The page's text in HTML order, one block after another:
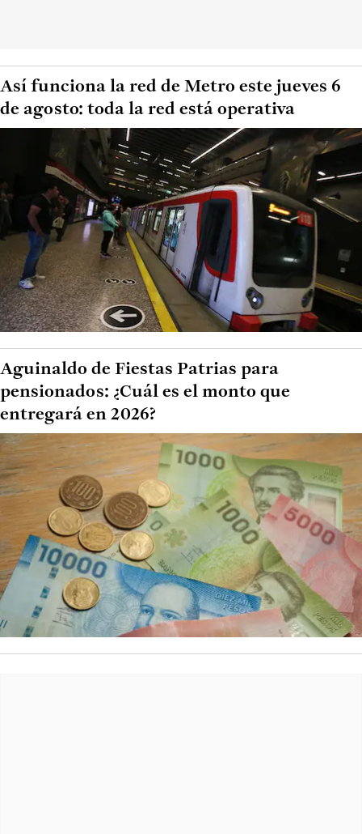
Así funciona la red de Metro este jueves 6
de agosto: toda la red está operativa
Aguinaldo de Fiestas Patrias para
pensionados: ¿Cuál es el monto que
entregará en 2026?